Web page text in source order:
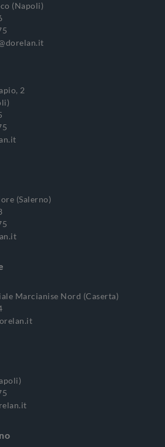
(Napoli)
2
(Salerno)
Marcianise Nord (Caserta)